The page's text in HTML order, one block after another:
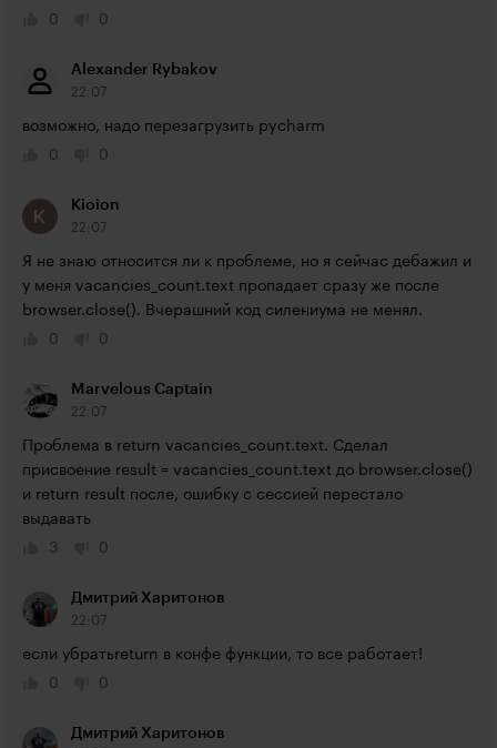
0 0
Alexander Rybakov
22:07
возможно, надо перезагрузить pycharm
0
0
Kioion
22:07
Я не знаю относится ли к проблеме, но я сейчас дебажил и
у меня vacancies_count.text пропадает сразу же после
browser.close(). Вчерашний код силениума не менял.
0
0
Marvelous Captain
22:07
Проблема в return vacancies_count.text. Сделал
присвоение result = vacancies_count.text до browser.close()
и return result после, ошибку с сессией перестало
выдавать
3
0
Дмитрий Харитонов
22:07
если убратьreturn в конфе функции, то все работает!
0
0
Дмитрий Харитонов